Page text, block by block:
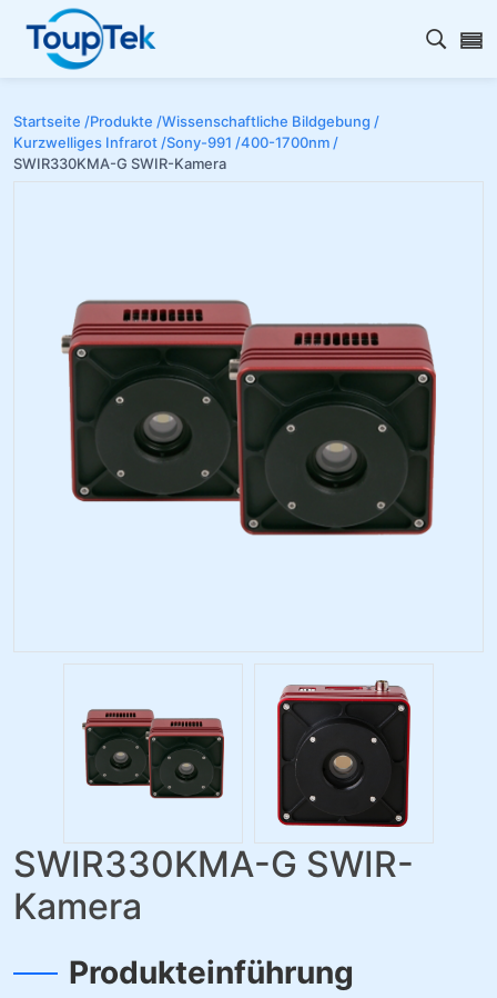
Open
Startseite /Produkte /Wissenschaftliche Bildgebung /
Kurzwelliges Infrarot /Sony-991 /400-1700nm /
SWIR330KMA-G SWIR-Kamera
SWIR330KMA-G SWIR-
Kamera
Produkteinführung